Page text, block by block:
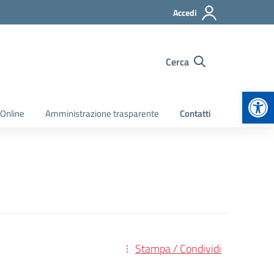
Accedi
Cerca
Amministrazione trasparente Contatti
Stampa / Condividi